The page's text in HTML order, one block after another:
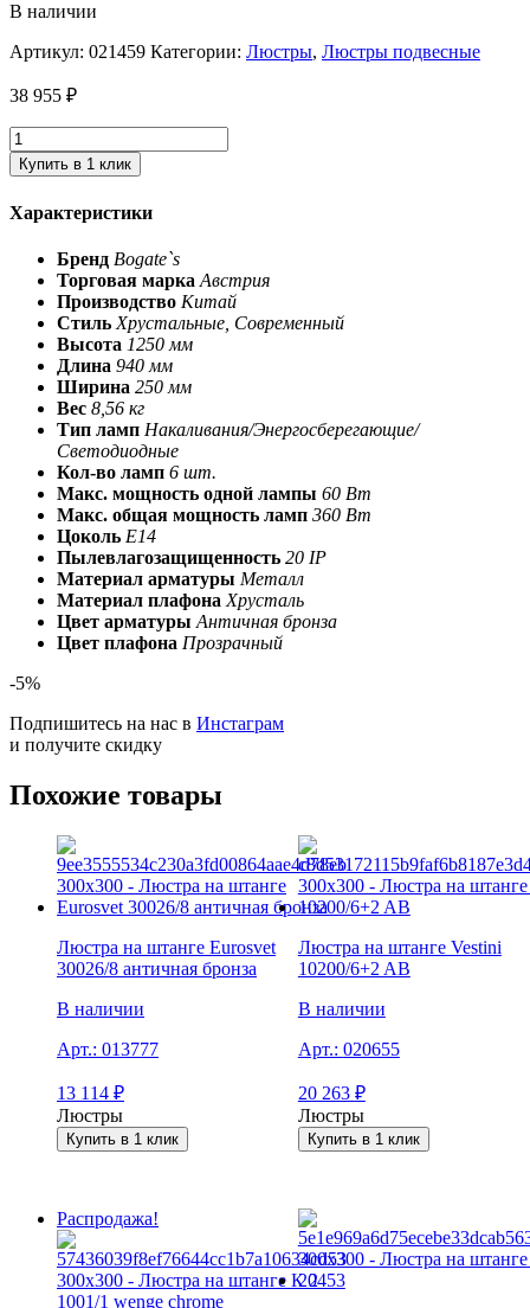
В наличии
Артикул: 021459 Категории: Люстры, Люстры подвесные
38 955 ₽
Купить в 1 клик
Характеристики
Бренд Bogate`s
Торговая марка Австрия
Производство Китай
Стиль Хрустальные, Современный
Высота 1250 мм
Длина 940 мм
Ширина 250 мм
Вес 8,56 кг
Тип ламп Накаливания/Энергосберегающие/
Светодиодные
Кол-во ламп 6 шт.
Макс. мощность одной лампы 60 Вт
Макс. общая мощность ламп 360 Вт
Цоколь Е14
Пылевлагозащищенность 20 IP
Материал арматуры Металл
Материал плафона Хрусталь
Цвет арматуры Античная бронза
Цвет плафона Прозрачный
-5%
Подпишитесь на нас в Инстаграм
и получите скидку
Похожие товары
Люстра на штанге Eurosvet
30026/8 античная бронза
В наличии
Арт.: 013777
13 114 ₽
Люстры
Купить в 1 клик
Люстра на штанге Vestini
10200/6+2 AB
В наличии
Арт.: 020655
20 263 ₽
Люстры
Купить в 1 клик
Распродажа!